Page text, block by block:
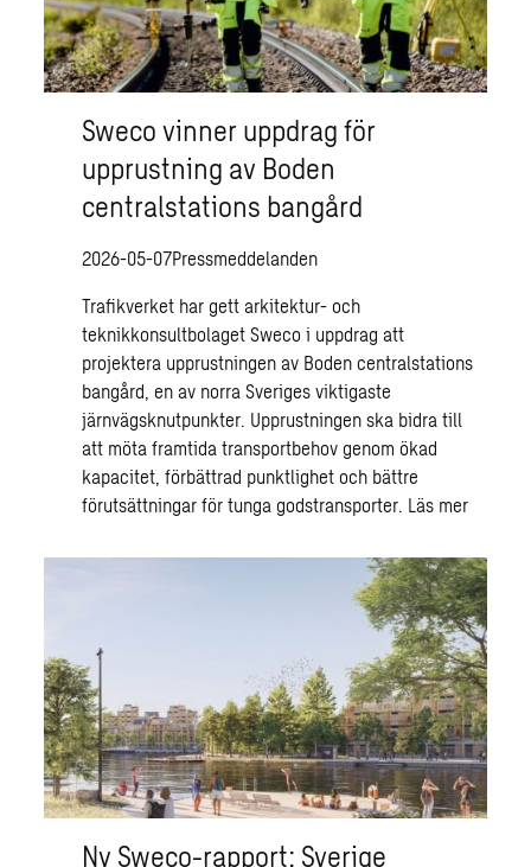
Sweco vinner uppdrag för
upprustning av Boden
centralstations bangård
2026-05-07Pressmeddelanden
Trafikverket har gett arkitektur- och
teknikkonsultbolaget Sweco i uppdrag att
projektera upprustningen av Boden centralstations
bangård, en av norra Sveriges viktigaste
järnvägsknutpunkter. Upprustningen ska bidra till
att möta framtida transportbehov genom ökad
kapacitet, förbättrad punktlighet och bättre
förutsättningar för tunga godstransporter. Läs mer
Ny Sweco-rapport: Sverige